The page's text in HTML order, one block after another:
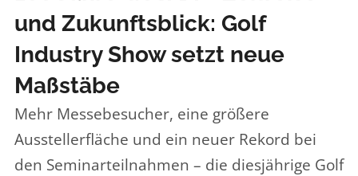
und Zukunftsblick: Golf
Industry Show setzt neue
Maßstäbe
Mehr Messebesucher, eine größere
Ausstellerfläche und ein neuer Rekord bei
den Seminarteilnahmen – die diesjährige Golf